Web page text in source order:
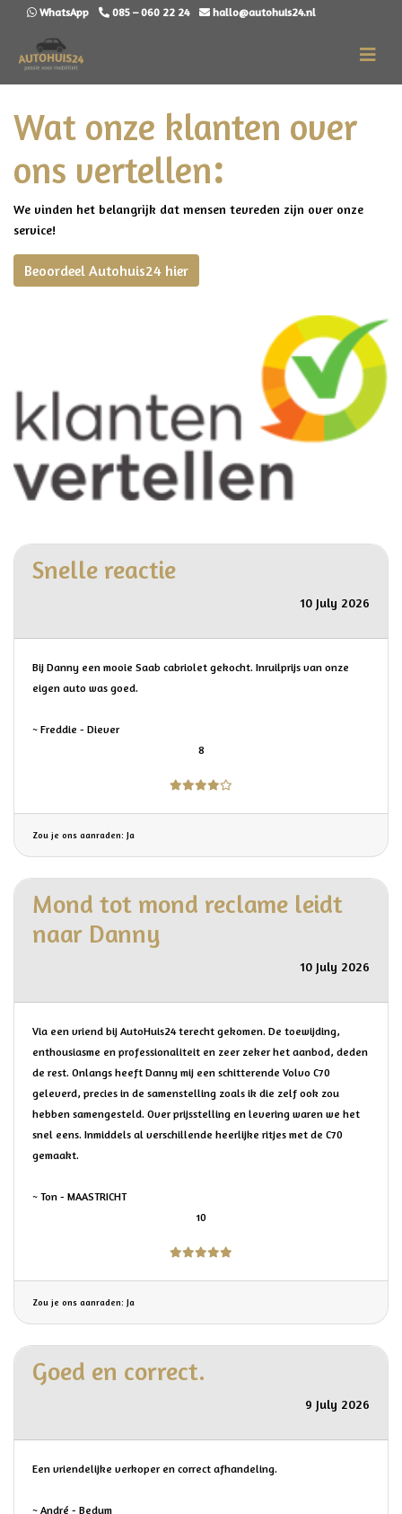
WhatsApp 085 – 060 22 24 hallo@autohuis24.nl
Wat onze klanten over
ons vertellen:
We vinden het belangrijk dat mensen tevreden zijn over onze
service!
Beoordeel Autohuis24 hier
Snelle reactie
10 July 2026
Bij Danny een mooie Saab cabriolet gekocht. Inruilprijs van onze
eigen auto was goed.
~ Freddie - Diever
8
Zou je ons aanraden: Ja
Mond tot mond reclame leidt
naar Danny
10 July 2026
Via een vriend bij AutoHuis24 terecht gekomen. De toewijding,
enthousiasme en professionaliteit en zeer zeker het aanbod, deden
de rest. Onlangs heeft Danny mij een schitterende Volvo C70
geleverd, precies in de samenstelling zoals ik die zelf ook zou
hebben samengesteld. Over prijsstelling en levering waren we het
snel eens. Inmiddels al verschillende heerlijke ritjes met de C70
gemaakt.
~ Ton - MAASTRICHT
10
Zou je ons aanraden: Ja
Goed en correct.
9 July 2026
Een vriendelijke verkoper en correct afhandeling.
~ André - Bedum